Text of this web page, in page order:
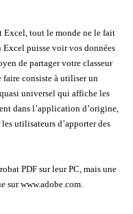
Excel, tout le monde ne le fait
puisse voir vos données
de partager votre classeur
faire consiste à utiliser un
universel qui affiche les
dans l’application d’origine,
utilisateurs d’apporter des
PDF sur leur PC, mais une
sur www.adobe.com.